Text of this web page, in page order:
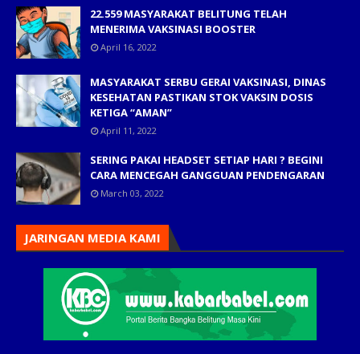
22.559 MASYARAKAT BELITUNG TELAH
MENERIMA VAKSINASI BOOSTER
April 16, 2022
MASYARAKAT SERBU GERAI VAKSINASI, DINAS
KESEHATAN PASTIKAN STOK VAKSIN DOSIS
KETIGA “AMAN”
April 11, 2022
SERING PAKAI HEADSET SETIAP HARI ? BEGINI
CARA MENCEGAH GANGGUAN PENDENGARAN
March 03, 2022
JARINGAN MEDIA KAMI